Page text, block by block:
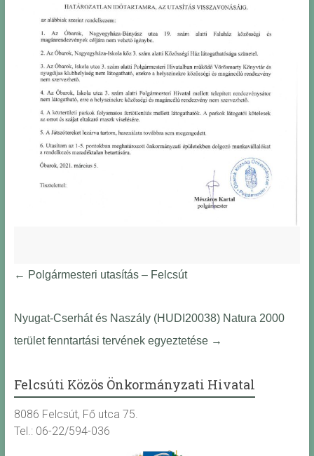
← Polgármesteri utasítás – Felcsút
Nyugat-Cserhát és Naszály (HUDI20038) Natura 2000
terület fenntartási tervének egyeztetése →
Felcsúti Közös Önkormányzati Hivatal
8086 Felcsút, Fő utca 75.
Tel.: 06-22/594-036